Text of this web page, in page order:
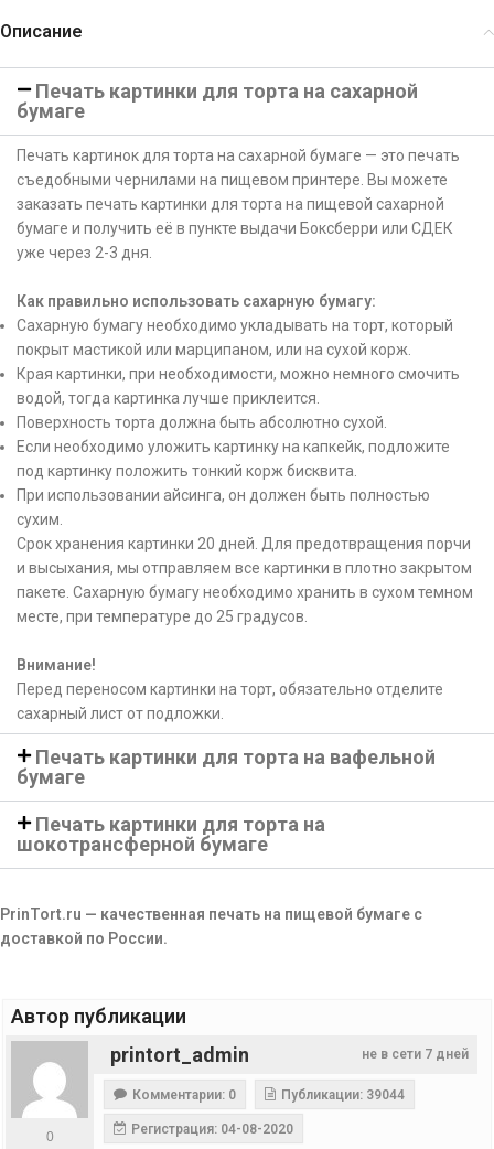
Описание
Печать картинки для торта на сахарной
бумаге
Печать картинок для торта на сахарной бумаге — это печать
съедобными чернилами на пищевом принтере. Вы можете
заказать печать картинки для торта на пищевой сахарной
бумаге и получить её в пункте выдачи Боксберри или СДЕК
уже через 2-3 дня.
Как правильно использовать сахарную бумагу:
Сахарную бумагу необходимо укладывать на торт, который
покрыт мастикой или марципаном, или на сухой корж.
Края картинки, при необходимости, можно немного смочить
водой, тогда картинка лучше приклеится.
Поверхность торта должна быть абсолютно сухой.
Если необходимо уложить картинку на капкейк, подложите
под картинку положить тонкий корж бисквита.
При использовании айсинга, он должен быть полностью
сухим.
Срок хранения картинки 20 дней. Для предотвращения порчи
и высыхания, мы отправляем все картинки в плотно закрытом
пакете. Сахарную бумагу необходимо хранить в сухом темном
месте, при температуре до 25 градусов.
Внимание!
Перед переносом картинки на торт, обязательно отделите
сахарный лист от подложки.
Печать картинки для торта на вафельной
бумаге
Печать картинки для торта на
шокотрансферной бумаге
PrinTort.ru — качественная печать на пищевой бумаге с
доставкой по России.
Автор публикации
не в сети 7 дней
printort_admin
0
Комментарии: 0 Публикации: 39044
Регистрация: 04-08-2020